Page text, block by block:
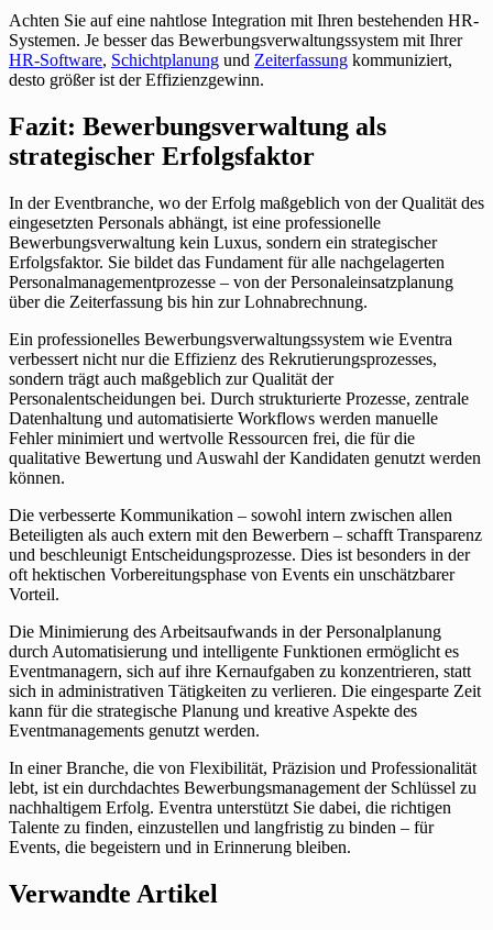
Achten Sie auf eine nahtlose Integration mit Ihren bestehenden HR-
Systemen. Je besser das Bewerbungsverwaltungssystem mit Ihrer
HR-Software, Schichtplanung und Zeiterfassung kommuniziert,
desto größer ist der Effizienzgewinn.
Fazit: Bewerbungsverwaltung als
strategischer Erfolgsfaktor
In der Eventbranche, wo der Erfolg maßgeblich von der Qualität des
eingesetzten Personals abhängt, ist eine professionelle
Bewerbungsverwaltung kein Luxus, sondern ein strategischer
Erfolgsfaktor. Sie bildet das Fundament für alle nachgelagerten
Personalmanagementprozesse – von der Personaleinsatzplanung
über die Zeiterfassung bis hin zur Lohnabrechnung.
Ein professionelles Bewerbungsverwaltungssystem wie Eventra
verbessert nicht nur die Effizienz des Rekrutierungsprozesses,
sondern trägt auch maßgeblich zur Qualität der
Personalentscheidungen bei. Durch strukturierte Prozesse, zentrale
Datenhaltung und automatisierte Workflows werden manuelle
Fehler minimiert und wertvolle Ressourcen frei, die für die
qualitative Bewertung und Auswahl der Kandidaten genutzt werden
können.
Die verbesserte Kommunikation – sowohl intern zwischen allen
Beteiligten als auch extern mit den Bewerbern – schafft Transparenz
und beschleunigt Entscheidungsprozesse. Dies ist besonders in der
oft hektischen Vorbereitungsphase von Events ein unschätzbarer
Vorteil.
Die Minimierung des Arbeitsaufwands in der Personalplanung
durch Automatisierung und intelligente Funktionen ermöglicht es
Eventmanagern, sich auf ihre Kernaufgaben zu konzentrieren, statt
sich in administrativen Tätigkeiten zu verlieren. Die eingesparte Zeit
kann für die strategische Planung und kreative Aspekte des
Eventmanagements genutzt werden.
In einer Branche, die von Flexibilität, Präzision und Professionalität
lebt, ist ein durchdachtes Bewerbungsmanagement der Schlüssel zu
nachhaltigem Erfolg. Eventra unterstützt Sie dabei, die richtigen
Talente zu finden, einzustellen und langfristig zu binden – für
Events, die begeistern und in Erinnerung bleiben.
Verwandte Artikel